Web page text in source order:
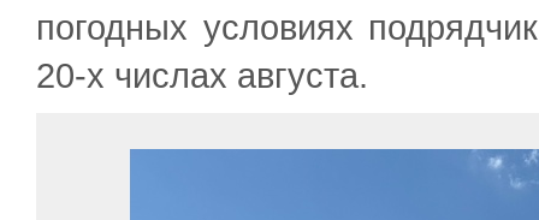
погодных условиях
20-х числах августа.